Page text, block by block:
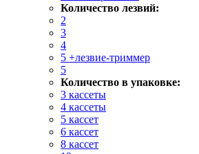
Количество лезвий:
2
3
4
5 +лезвие-триммер
5
Количество в упаковке:
3 кассеты
4 кассеты
5 кассет
6 кассет
8 кассет